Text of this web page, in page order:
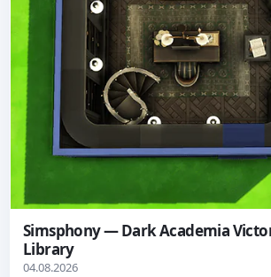
Simsphony — Dark Academia
Library
04.08.2026